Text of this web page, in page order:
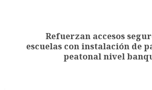
Siguiente
Refuerzan accesos
escuelas con instalación de
peatonal nivel